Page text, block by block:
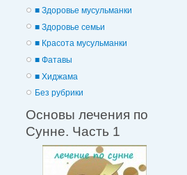
■ Здоровье мусульманки
■ Здоровье семьи
■ Красота мусульманки
■ Фатавы
■ Хиджама
Без рубрики
Основы лечения по
Сунне. Часть 1